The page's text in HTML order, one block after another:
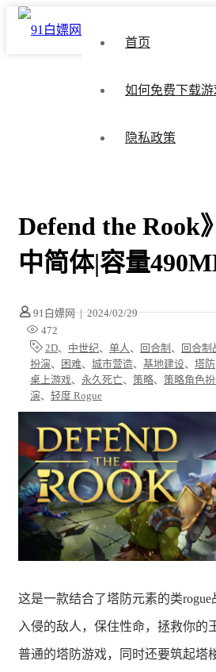
首页
如何免费下载游
隐私政策
Defend the Rook
中简体|容量
91白嫖网 | 2024/02/29
472
2D、 中世纪、 单人 、 回合制 、 回合制
扮演、 困难、 城市营造、 基地建设、 塔防
桌上游戏、 永久死亡、 策略、 策略角色
演、 轻度 Rogue
这是一款结合了塔防元素的类
入侵的敌人，保住性命，拯救你的
普通的塔防游戏，同时还要筑起塔